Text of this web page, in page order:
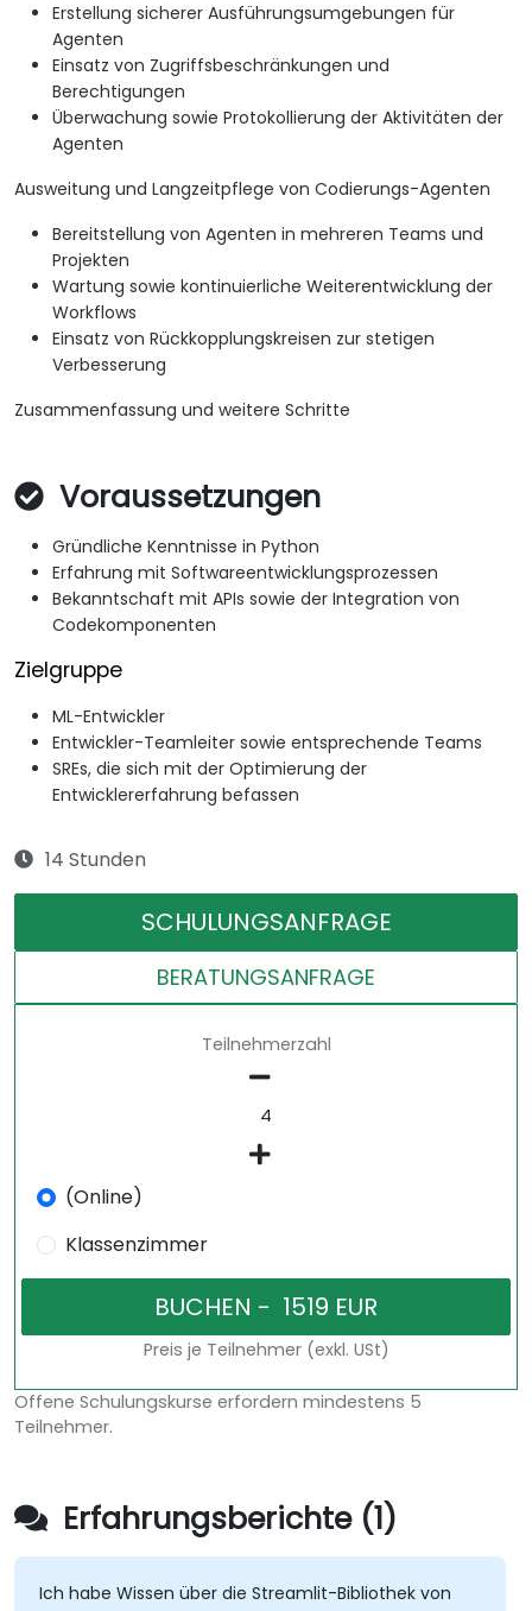
Erstellung sicherer Ausführungsumgebungen für
Agenten
Einsatz von Zugriffsbeschränkungen und
Berechtigungen
Überwachung sowie Protokollierung der Aktivitäten der
Agenten
Ausweitung und Langzeitpflege von Codierungs-Agenten
Bereitstellung von Agenten in mehreren Teams und
Projekten
Wartung sowie kontinuierliche Weiterentwicklung der
Workflows
Einsatz von Rückkopplungskreisen zur stetigen
Verbesserung
Zusammenfassung und weitere Schritte
Voraussetzungen
Gründliche Kenntnisse in Python
Erfahrung mit Softwareentwicklungsprozessen
Bekanntschaft mit APIs sowie der Integration von
Codekomponenten
Zielgruppe
ML-Entwickler
Entwickler-Teamleiter sowie entsprechende Teams
SREs, die sich mit der Optimierung der
Entwicklererfahrung befassen
14 Stunden
SCHULUNGSANFRAGE
BERATUNGSANFRAGE
Teilnehmerzahl
(Online)
Klassenzimmer
Preis je Teilnehmer (exkl. USt)
Offene Schulungskurse erfordern mindestens 5
Teilnehmer.
Erfahrungsberichte (1)
Ich habe Wissen über die Streamlit-Bibliothek von